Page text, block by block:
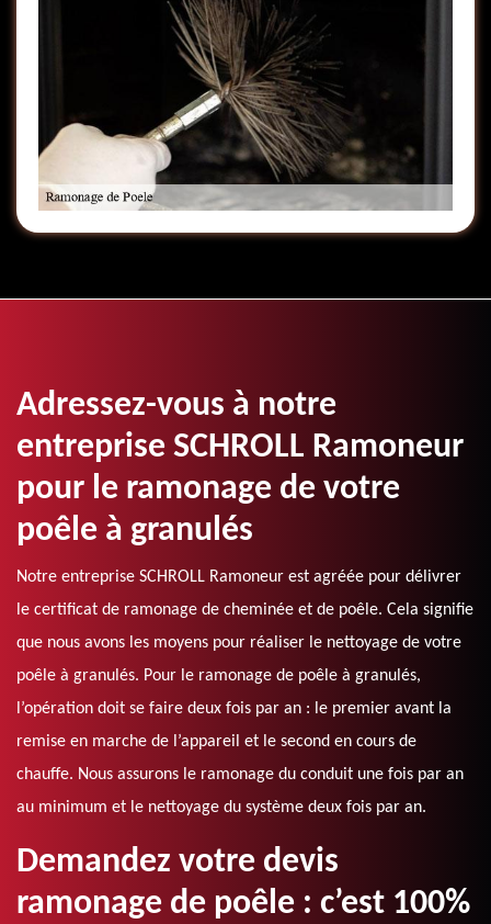
Adressez-vous à notre
entreprise SCHROLL Ramoneur
pour le ramonage de votre
poêle à granulés
Notre entreprise SCHROLL Ramoneur est agréée pour délivrer
le certificat de ramonage de cheminée et de poêle. Cela signifie
que nous avons les moyens pour réaliser le nettoyage de votre
poêle à granulés. Pour le ramonage de poêle à granulés,
l’opération doit se faire deux fois par an : le premier avant la
remise en marche de l’appareil et le second en cours de
chauffe. Nous assurons le ramonage du conduit une fois par an
au minimum et le nettoyage du système deux fois par an.
Demandez votre devis
ramonage de poêle : c’est 100%